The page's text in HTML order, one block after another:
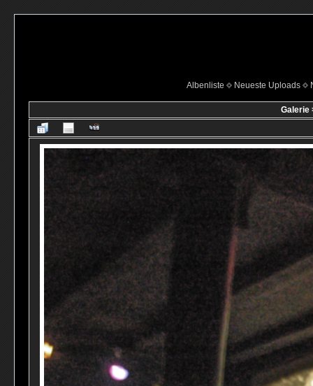
Albenliste Neueste Uploads
Galerie